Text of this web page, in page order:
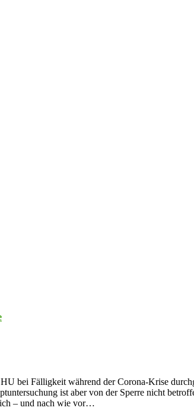
bei Fälligkeit während der Corona-Krise
ist aber von der Sperre nicht
– und nach wie vor…